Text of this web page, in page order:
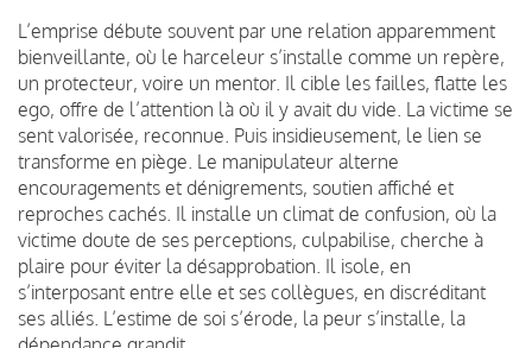
L’emprise débute souvent par une relation apparemment
bienveillante, où le harceleur s’installe comme un repère,
un protecteur, voire un mentor. Il cible les failles, flatte les
ego, offre de l’attention là où il y avait du vide. La victime se
sent valorisée, reconnue. Puis insidieusement, le lien se
transforme en piège. Le manipulateur alterne
encouragements et dénigrements, soutien affiché et
reproches cachés. Il installe un climat de confusion, où la
victime doute de ses perceptions, culpabilise, cherche à
plaire pour éviter la désapprobation. Il isole, en
s’interposant entre elle et ses collègues, en discréditant
ses alliés. L’estime de soi s’érode, la peur s’installe, la